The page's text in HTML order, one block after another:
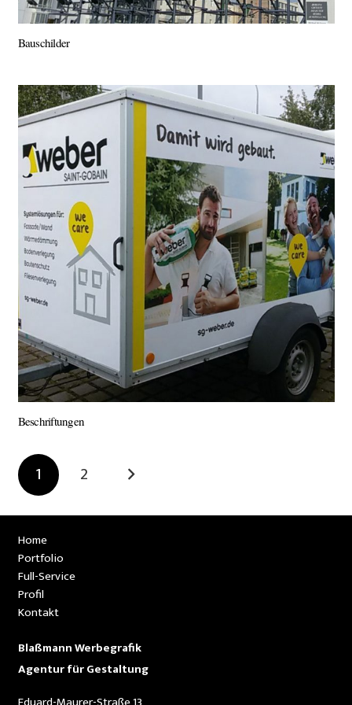
Bauschilder
Beschriftungen
1 2
Home
Portfolio
Full-Service
Profil
Kontakt
Blaßmann Werbegrafik
Agentur für Gestaltung